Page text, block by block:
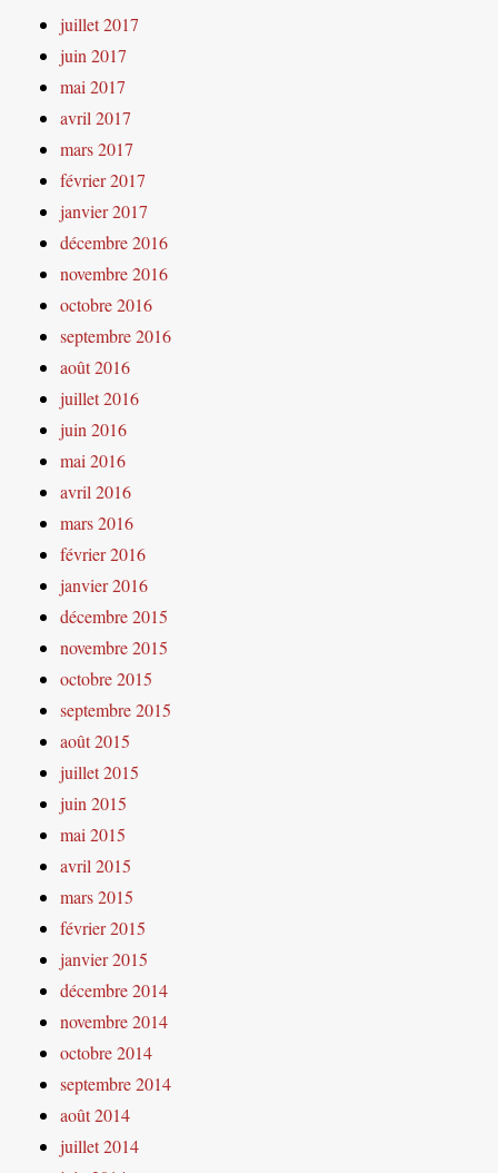
juillet 2017
juin 2017
mai 2017
avril 2017
mars 2017
février 2017
janvier 2017
décembre 2016
novembre 2016
octobre 2016
septembre 2016
août 2016
juillet 2016
juin 2016
mai 2016
avril 2016
mars 2016
février 2016
janvier 2016
décembre 2015
novembre 2015
octobre 2015
septembre 2015
août 2015
juillet 2015
juin 2015
mai 2015
avril 2015
mars 2015
février 2015
janvier 2015
décembre 2014
novembre 2014
octobre 2014
septembre 2014
août 2014
juillet 2014